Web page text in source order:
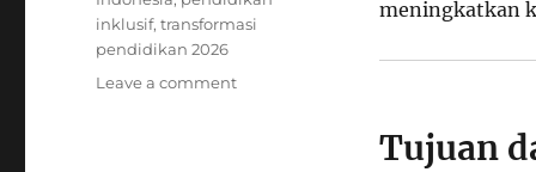
meningkatkan
Tujuan
inklusif,transformasi
pendidikan 2026
Leave a commenton